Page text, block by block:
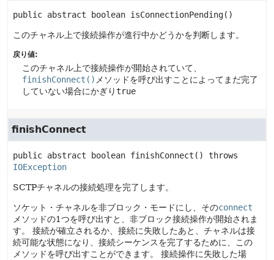
public abstract boolean isConnectionPending()
このチャネル上で接続操作が進行中かどうかを判断します。
戻り値:
このチャネル上で接続操作が開始されていて、
finishConnect() メソッドを呼び出すことによってまだ完了
していない場合にかぎりtrue
finishConnect
public abstract boolean finishConnect () throws
IOException
SCTPチャネルの接続処理を完了します。
ソケット・チャネルを非ブロック・モードにし、そのconnect
メソッドの1つを呼び出すと、非ブロック接続操作が開始されま
す。
接続が確立されるか、接続に失敗したあと、チャネルは接
続可能な状態になり、接続シーケンスを完了するために、この
メソッドを呼び出すことができます。
接続操作に失敗した場